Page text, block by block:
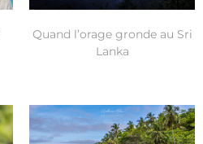
Quand l’orage gronde au Sri
Lanka